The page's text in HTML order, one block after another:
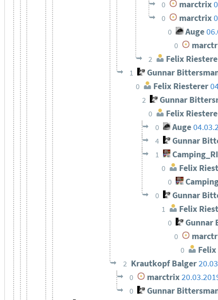
0 marctrix
0 marctrix
0 Auge
0
2 Felix
1 Gunnar
0 Felix Riesterer
2 Gunnar
0 Felix
0 Auge
4 Gunnar
1
0 Felix
0
0 Gunnar
1 Felix
0 Gunnar
0
0
2 Krautkopf Balger
0 marctrix
0 Gunnar